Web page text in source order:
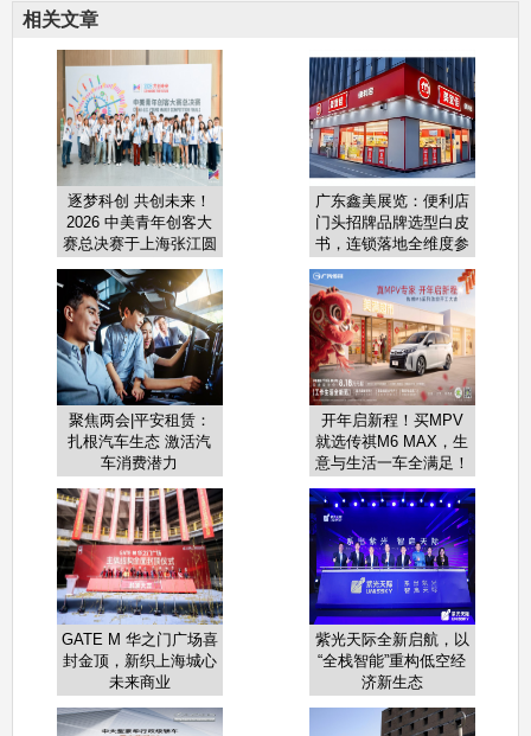
相关文章
逐梦科创 共创未来！
2026 中美青年创客大
赛总决赛于上海张江圆
广东鑫美展览：便利店
门头招牌品牌选型白皮
书，连锁落地全维度参
聚焦两会|平安租赁：
扎根汽车生态 激活汽
车消费潜力
开年启新程！买MPV
就选传祺M6 MAX，生
意与生活一车全满足！
GATE M 华之门广场喜
封金顶，新织上海城心
未来商业
紫光天际全新启航，以
“全栈智能”重构低空经
济新生态